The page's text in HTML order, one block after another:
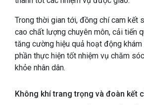
Trong thời gian tới, đồng chí cam kết
cao chất lượng chuyên môn, cải tiến
tăng cường hiệu quả hoạt động khám
phần thực hiện tốt nhiệm vụ chăm
khỏe nhân dân.
Không khí trang trọng và đoàn kết